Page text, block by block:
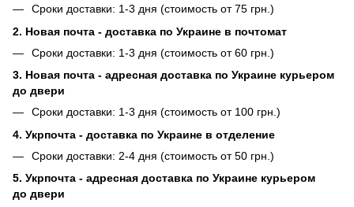
Сроки доставки: 1-3 дня (стоимость от 75 грн.)
2. Новая почта - доставка по Украине в почтомат
Сроки доставки: 1-3 дня (стоимость от 60 грн.)
3. Новая почта - адресная доставка по Украине курьером
до двери
Сроки доставки: 1-3 дня (стоимость от 100 грн.)
4. Укрпочта - доставка по Украине в отделение
Сроки доставки: 2-4 дня (стоимость от 50 грн.)
5. Укрпочта - адресная доставка по Украине курьером
до двери